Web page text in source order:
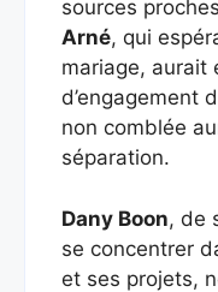
sources
Arné, qui
mariage, aurait
d’engagement
non comblée
séparation.
Dany Boon, de
se concentrer
et ses projets,